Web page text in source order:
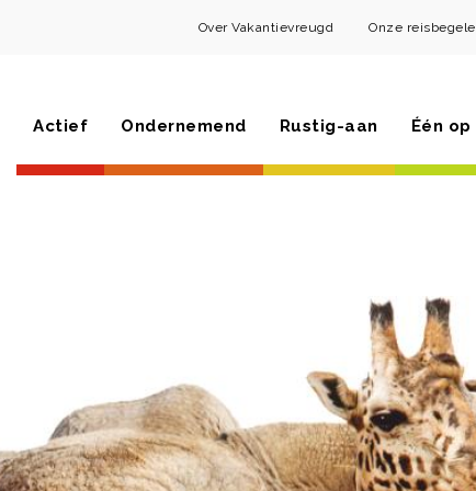
Over Vakantievreugd Onze
Actief Ondernemend Rustig-aan Één op